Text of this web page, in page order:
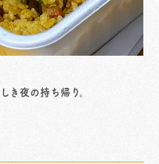
夜の持ち帰り。